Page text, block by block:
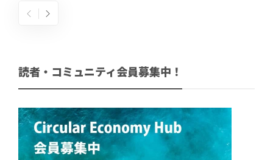
読者・コミュニティ会員募集中！